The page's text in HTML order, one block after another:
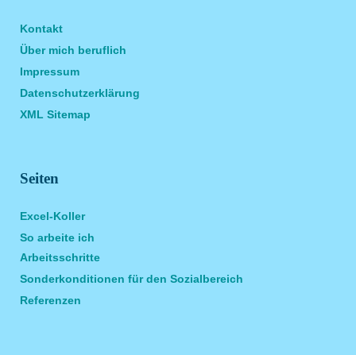
Kontakt
Über mich beruflich
Impressum
Datenschutzerklärung
XML Sitemap
Seiten
Excel-Koller
So arbeite ich
Arbeitsschritte
Sonderkonditionen für den Sozialbereich
Referenzen